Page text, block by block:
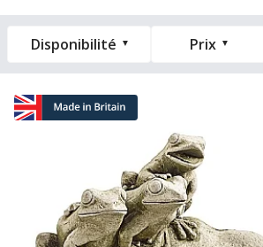
Disponibilité Prix